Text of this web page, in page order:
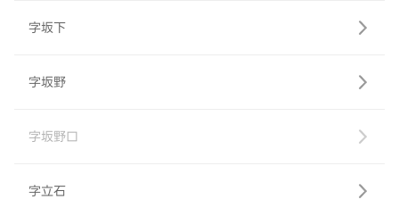
字坂下
字坂野
字坂野口
字立石